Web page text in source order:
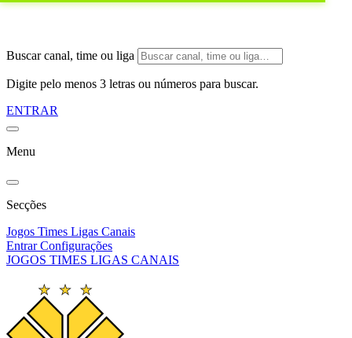
Buscar canal, time ou liga
Digite pelo menos 3 letras ou números para buscar.
ENTRAR
Menu
Secções
Jogos Times Ligas Canais
EntrarConfigurações
JOGOS TIMES LIGAS CANAIS